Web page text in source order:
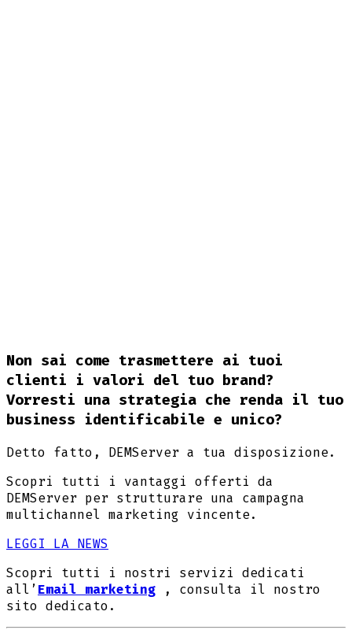
Non sai come trasmettere ai tuoi
clienti i valori del tuo brand?
Vorresti una strategia che renda il tuo
business identificabile e unico?
Detto fatto, DEMServer a tua disposizione.
Scopri tutti i vantaggi offerti da
DEMServer per strutturare una campagna
multichannel marketing vincente.
LEGGI LA NEWS
Scopri tutti i nostri servizi dedicati
all’Email marketing , consulta il nostro
sito dedicato.